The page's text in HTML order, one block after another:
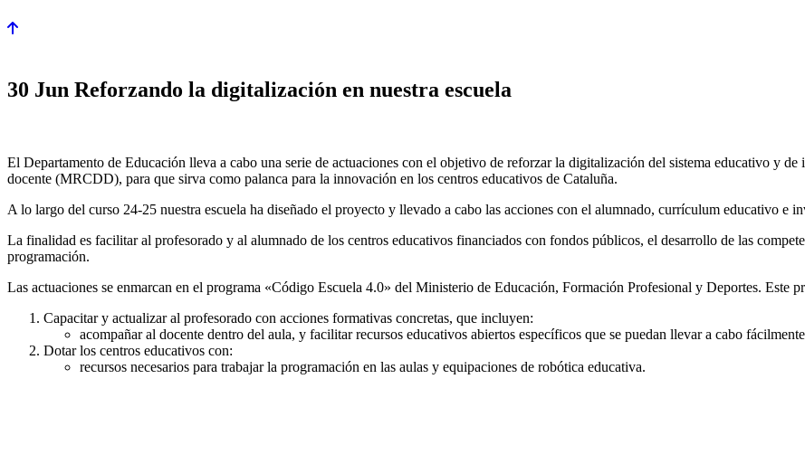
30 Jun Reforzando la digitalización en nuestra escuela
El Departamento de Educación lleva a cabo una serie de actuaciones con el objetivo de reforzar la digitalización del sistema educativo y
docente (MRCDD), para que sirva como palanca para la innovación en los centros educativos de Cataluña.
A lo largo del curso 24-25 nuestra escuela ha diseñado el proyecto y llevado a cabo las acciones con el alumnado, currículum educativo e
La finalidad es facilitar al profesorado y al alumnado de los centros educativos financiados con fondos públicos, el desarrollo de las
programación.
Las actuaciones se enmarcan en el programa «Código Escuela 4.0» del Ministerio de Educación, Formación Profesional y Deportes. Este
Capacitar y actualizar al profesorado con acciones formativas concretas, que incluyen:
acompañar al docente dentro del aula, y facilitar recursos educativos abiertos específicos que se puedan llevar a cabo
Dotar los centros educativos con:
recursos necesarios para trabajar la programación en las aulas y equipaciones de robótica educativa.